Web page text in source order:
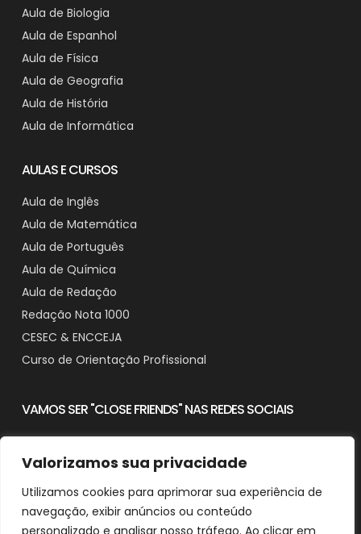
Valorizamos sua privacidade
Utilizamos cookies para aprimorar sua experiência de
navegação, exibir anúncios ou conteúdo
personalizado e analisar nosso tráfego. Ao clicar em
Aula de Biologia
Aula de Espanhol
Aula de Física
Aula de Geografia
Aula de História
Aula de Informática
AULAS E CURSOS
Aula de Inglês
Aula de Matemática
Aula de Português
Aula de Química
Aula de Redação
Redação Nota 1000
CESEC & ENCCEJA
Curso de Orientação Profissional
VAMOS SER "CLOSE FRIENDS" NAS REDES SOCIAIS
Contato
Downloads